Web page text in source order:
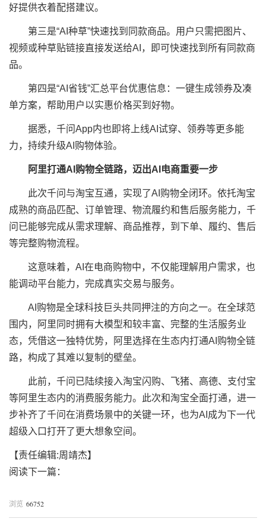
好提供衣着配搭建议。
第三是“AI种草”快速找到同款商品。用户只需把图片、
视频或种草贴链接直接发送给AI，即可快速找到所有同款商
品。
第四是“AI省钱”汇总平台优惠信息：一键生成领券及凑
单方案，帮助用户以实惠价格买到好物。
据悉，千问App内也即将上线AI试穿、领券等更多能
力，持续升级AI购物体验。
阿里打通AI购物全链路，迈出AI电商重要一步
此次千问与淘宝互通，实现了AI购物全闭环。依托淘宝
成熟的商品匹配、订单管理、物流履约和售后服务能力，千
问已能够完成从需求理解、商品推荐，到下单、履约、售后
等完整购物流程。
这意味着，AI在电商购物中，不仅能理解用户需求，也
能调动平台能力，完成真实交易与服务。
AI购物是全球科技巨头共同押注的方向之一。在全球范
围内，阿里同时拥有大模型和较丰富、完整的生活服务业
态，凭借这一独特优势，阿里选择在生态内打通AI购物全链
路，构成了其难以复制的壁垒。
此前，千问已陆续接入淘宝闪购、飞猪、高德、支付宝
等阿里生态内的消费服务能力。此次和淘宝全面打通，进一
步补齐了千问在消费场景中的关键一环，也为AI成为下一代
超级入口打开了更大想象空间。
【责任编辑:周靖杰】
阅读下一篇：
浏览 66752